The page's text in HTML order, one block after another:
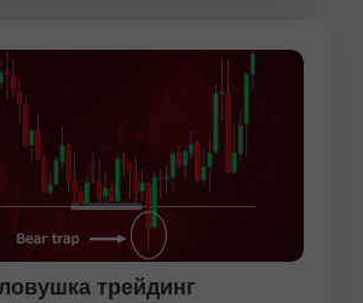
трейдинг